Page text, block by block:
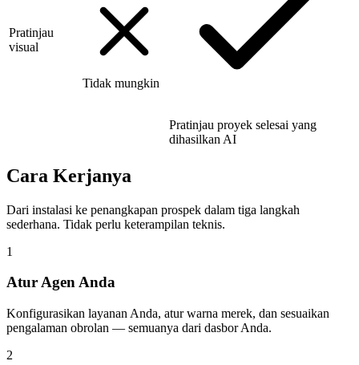
Pratinjau
visual
Tidak mungkin
Pratinjau proyek selesai yang
dihasilkan AI
Cara Kerjanya
Dari instalasi ke penangkapan prospek dalam tiga langkah
sederhana. Tidak perlu keterampilan teknis.
1
Atur Agen Anda
Konfigurasikan layanan Anda, atur warna merek, dan sesuaikan
pengalaman obrolan — semuanya dari dasbor Anda.
2